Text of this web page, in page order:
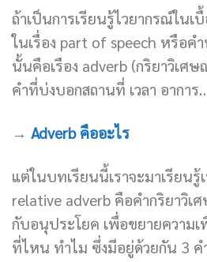
ถ้าเป็นการเรียนรู้ไวยากรณ์ในเ
ในเรื่อง part of speech หรือค
นั้นคือเรือง adverb (กริยาวิเศ
คำที่บ่งบอกสถานที่ เวลา อาการ
→ Adverb คืออะไร
แต่ในบทเรียนนี้เราจะมาเรียนรู้
relative adverb คือคำกริยาวิ
กับอนุประโยค เพื่อขยายความเ
ที่ไหน ทำไม ซึ่งมีอยู่ด้วยกัน 3 ค